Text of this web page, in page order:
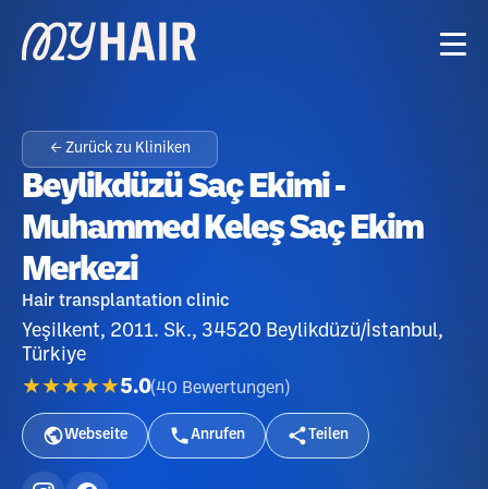
← Zurück zu Kliniken
Beylikdüzü Saç Ekimi -
Muhammed Keleş Saç Ekim
Merkezi
Hair transplantation clinic
Yeşilkent, 2011. Sk., 34520 Beylikdüzü/İstanbul,
Türkiye
★★★★★5.0(40 Bewertungen )
Webseite Anrufen Teilen